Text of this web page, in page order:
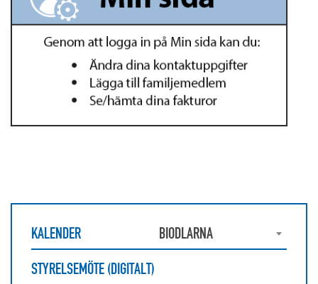
KALENDER
BIODLARNA
STYRELSEMÖTE (DIGITALT)